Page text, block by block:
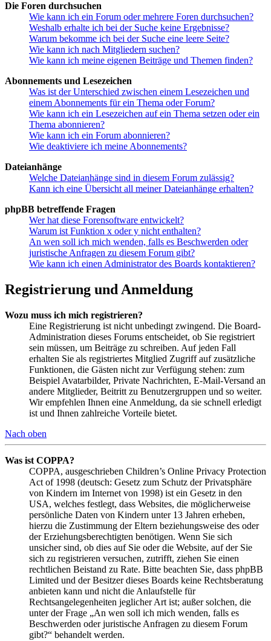
Die Foren durchsuchen
Wie kann ich ein Forum oder mehrere Foren durchsuchen?
Weshalb erhalte ich bei der Suche keine Ergebnisse?
Warum bekomme ich bei der Suche eine leere Seite?
Wie kann ich nach Mitgliedern suchen?
Wie kann ich meine eigenen Beiträge und Themen finden?
Abonnements und Lesezeichen
Was ist der Unterschied zwischen einem Lesezeichen und
einem Abonnements für ein Thema oder Forum?
Wie kann ich ein Lesezeichen auf ein Thema setzen oder ein
Thema abonnieren?
Wie kann ich ein Forum abonnieren?
Wie deaktiviere ich meine Abonnements?
Dateianhänge
Welche Dateianhänge sind in diesem Forum zulässig?
Kann ich eine Übersicht all meiner Dateianhänge erhalten?
phpBB betreffende Fragen
Wer hat diese Forensoftware entwickelt?
Warum ist Funktion x oder y nicht enthalten?
An wen soll ich mich wenden, falls es Beschwerden oder
juristische Anfragen zu diesem Forum gibt?
Wie kann ich einen Administrator des Boards kontaktieren?
Registrierung und Anmeldung
Wozu muss ich mich registrieren?
Eine Registrierung ist nicht unbedingt zwingend. Die Board-
Administration dieses Forums entscheidet, ob Sie registriert
sein müssen, um Beiträge zu schreiben. Auf jeden Fall
erhalten Sie als registriertes Mitglied Zugriff auf zusätzliche
Funktionen, die Gästen nicht zur Verfügung stehen: zum
Beispiel Avatarbilder, Private Nachrichten, E-Mail-Versand an
andere Mitglieder, Beitritt zu Benutzergruppen und so weiter.
Wir empfehlen Ihnen eine Anmeldung, da sie schnell erledigt
ist und Ihnen zahlreiche Vorteile bietet.
Nach oben
Was ist COPPA?
COPPA, ausgeschrieben Children’s Online Privacy Protection
Act of 1998 (deutsch: Gesetz zum Schutz der Privatsphäre
von Kindern im Internet von 1998) ist ein Gesetz in den
USA, welches festlegt, dass Websites, die möglicherweise
persönliche Daten von Kindern unter 13 Jahren erheben,
hierzu die Zustimmung der Eltern beziehungsweise des oder
der Erziehungsberechtigten benötigen. Wenn Sie sich
unsicher sind, ob dies auf Sie oder die Website, auf der Sie
sich zu registrieren versuchen, zutrifft, ziehen Sie einen
rechtlichen Beistand zu Rate. Bitte beachten Sie, dass phpBB
Limited und der Besitzer dieses Boards keine Rechtsberatung
anbieten kann und nicht die Anlaufstelle für
Rechtsangelegenheiten jeglicher Art ist; außer solchen, die
unter der Frage „An wen soll ich mich wenden, falls es
Beschwerden oder juristische Anfragen zu diesem Forum
gibt?“ behandelt werden.